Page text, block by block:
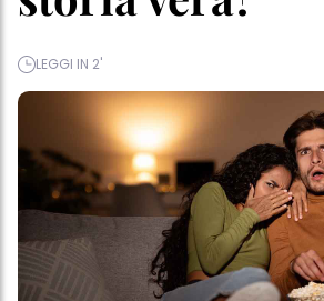
LEGGI IN 2'